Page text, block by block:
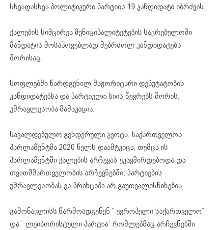
სხვადასხვა პოლიტიკური პარტიის 19 კანდიდატი იბრძვის.
ქალების სიმცირეა მუნიციპალიტეტების საკრებულოში
მანდატის მოსაპოვებლად მებრძოლ კანდიდატებს
შორისაც.
სოფლებში წარდგენილ მაჟორიტარი დეპუტატობის
კანდიდატებსა და პარტიული სიის წევრებს შორის,
უმრავლესობა მამაკაცია.
სავალდებულო გენდერული კვოტა, საქართველოს
პარლამენტმა 2020 წელს დაამტკიცა, თუმცა ის
პარლამენტში ქალების არჩევას უკავშირდებოდა და
თვითმმართველობის არჩევნებში, პარტიების
უმრავლესობას ეს პრინციპი არ გაუთვალისწინებია.
გამონაკლისს წარმოადგენენ ” ევროპული საქართველო”
და ” ლეიბორისტული პარტია” რომლებმაც არჩევნებში